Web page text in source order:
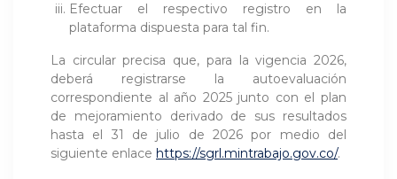
Efectuar el respectivo registro en la
plataforma dispuesta para tal fin.
La circular precisa que, para la vigencia 2026,
deberá registrarse la autoevaluación
correspondiente al año 2025 junto con el plan
de mejoramiento derivado de sus resultados
hasta el 31 de julio de 2026 por medio del
siguiente enlace https://sgrl.mintrabajo.gov.co/.